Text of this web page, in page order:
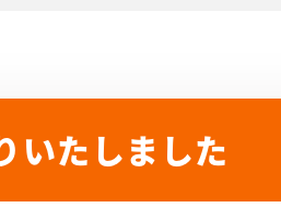
いたしました